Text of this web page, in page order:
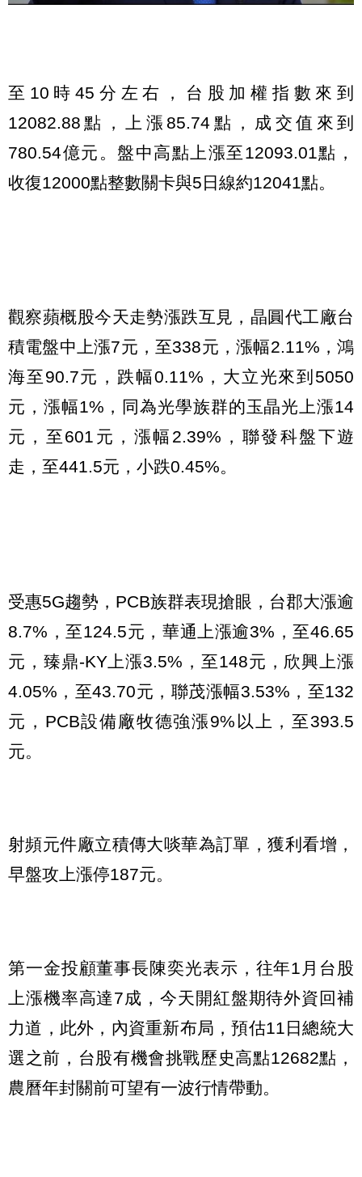
至 10 時45 分左右，台股加權指數來到
12082.88 點，上漲 85.74 點，成交值來到
780.54億元。盤中高點上漲至12093.01點，
收復12000點整數關卡與5 日線約12041點。
觀察蘋概股今天走勢漲跌互見，晶圓代工廠台
積電盤中上漲7元，至338元，漲幅2.11% ，鴻
海至90.7元，跌幅0.11% ，大立光來到 5050
元，漲幅1% ，同為光學族群的玉晶光上漲14
元，至601 元，漲幅 2.39% ，聯發科盤下遊
走，至441.5元，小跌0.45%。
受惠5G趨勢， PCB族群表現搶眼，台郡大漲逾
8.7% ，至124.5元，華通上漲逾3% ，至46.65
元，臻鼎-KY上漲3.5% ，至148元，欣興上漲
4.05% ，至43.70元，聯茂漲幅3.53% ，至132
元， PCB設備廠牧德強漲9% 以上，至393.5
元。
射頻元件廠立積傳大啖華為訂單，獲利看增，
早盤攻上漲停187元。
第一金投顧董事長陳奕光表示，往年1 月台股
上漲機率高達7成，今天開紅盤期待外資回補
力道，此外，內資重新布局，預估11 日總統大
選之前，台股有機會挑戰歷史高點12682點，
農曆年封關前可望有一波行情帶動。